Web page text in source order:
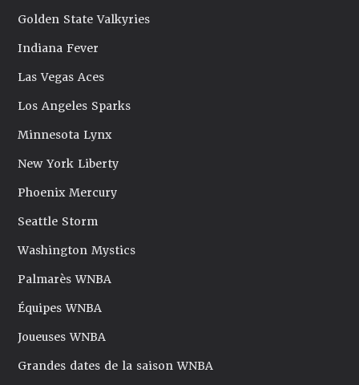
Golden State Valkyries
Indiana Fever
Las Vegas Aces
Los Angeles Sparks
Minnesota Lynx
New York Liberty
Phoenix Mercury
Seattle Storm
Washington Mystics
Palmarès WNBA
Équipes WNBA
Joueuses WNBA
Grandes dates de la saison WNBA